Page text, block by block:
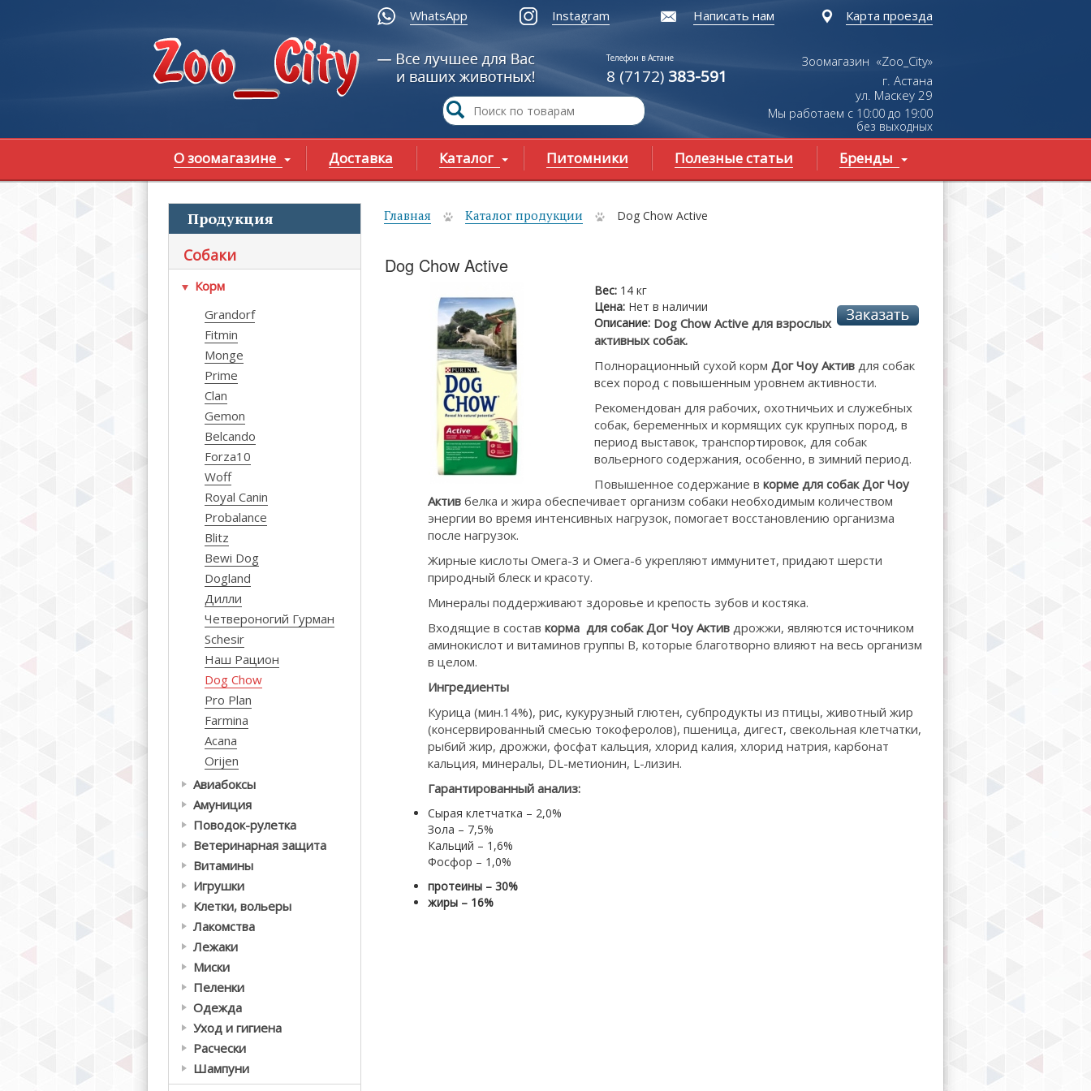
WhatsApp Instagram Написать нам Карта проезда
Телефон в Астане
8 (7172) 383-591
Зоомагазин «Zoo_City»
г. Астана
ул. Маскеу29
Мы работаем с 10:00 до 19:00
без выходных
О зоомагазине Доставка Каталог Питомники Полезные статьи Бренды
Продукция
Собаки
Корм
Grandorf
Fitmin
Monge
Prime
Clan
Gemon
Belcando
Forza10
Woff
Royal Canin
Probalance
Blitz
Bewi Dog
Dogland
Дилли
Четвероногий Гурман
Schesir
Наш Рацион
Dog Chow
Pro Plan
Farmina
Acana
Orijen
Авиабоксы
Амуниция
Поводок-рулетка
Ветеринарная защита
Витамины
Игрушки
Клетки, вольеры
Лакомства
Лежаки
Миски
Пеленки
Одежда
Уход и гигиена
Расчески
Шампуни
Вы здесь
Главная Каталог продукции Dog Chow Active
Dog Chow Active
Вес: 14 кг
Цена: Нет в наличии
Описание: Dog Chow Active для взрослых
активных собак.
Полнорационный сухой корм Дог Чоу Активдля собак
всех пород с повышенным уровнем активности.
Рекомендован для рабочих, охотничьих и служебных
собак, беременных и кормящих сук крупных пород, в
период выставок, транспортировок, для собак
вольерного содержания, особенно, в зимний период.
Повышенное содержание в корме для собакДог Чоу
Актив белка и жира обеспечивает организм собаки необходимым количеством
энергии во время интенсивных нагрузок, помогает восстановлению организма
после нагрузок.
Жирные кислоты Омега-3 и Омега-6 укрепляют иммунитет, придают шерсти
природный блеск и красоту.
Минералы поддерживают здоровье и крепость зубов и костяка.
Входящие в состав корма для собакДог Чоу Актив дрожжи, являются источником
аминокислот и витаминов группы В, которые благотворно влияют на весь организм
в целом.
Ингредиенты
Курица (мин.14%), рис, кукурузный глютен, субпродукты из птицы, животный жир
(консервированный смесью токоферолов), пшеница, дигест, свекольная клетчатки,
рыбий жир, дрожжи, фосфат кальция, хлорид калия, хлорид натрия, карбонат
кальция, минералы, DL-метионин, L-лизин.
Гарантированный анализ:
Сырая клетчатка – 2,0%
Зола – 7,5%
Кальций – 1,6%
Фосфор – 1,0%
протеины – 30%
жиры – 16%